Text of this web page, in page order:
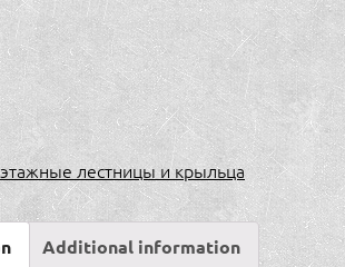
лестницы и крыльца
Additional information